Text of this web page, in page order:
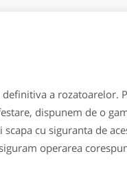
a rozatoarelor.
dispunem de o
cu siguranta de
operarea